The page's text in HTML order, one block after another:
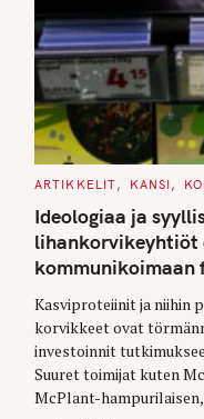
C
T
E
G
O
R
I
S
ARTIKKELIT KANSI
Ideologiaa ja
lihankorvikeyhtiöt
kommunikoimaan
Kasviproteiinit ja niihin
korvikkeet ovat
investoinnit
Suuret toimijat kuten
McPlant-